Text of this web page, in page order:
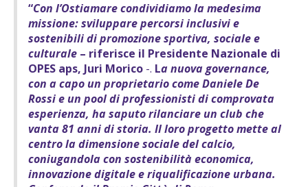
“Con l’Ostiamare condividiamo la medesima
missione: sviluppare percorsi inclusivi e
sostenibili di promozione sportiva, sociale e
culturale – riferisce il Presidente Nazionale di
OPES aps, Juri Morico -. La nuova governance,
con a capo un proprietario come Daniele De
Rossi e un pool di professionisti di comprovata
esperienza, ha saputo rilanciare un club che
vanta 81 anni di storia. Il loro progetto mette al
centro la dimensione sociale del calcio,
coniugandola con sostenibilità economica,
innovazione digitale e riqualificazione urbana.